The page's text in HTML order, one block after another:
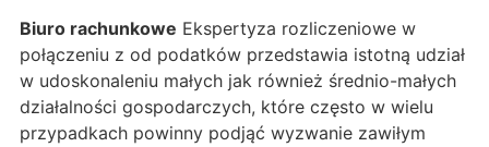
Biuro rachunkowe Ekspertyza rozliczeniowe w
połączeniu z od podatków przedstawia istotną udział
w udoskonaleniu małych jak również średnio-małych
działalności gospodarczych, które często w wielu
przypadkach powinny podjąć wyzwanie zawiłym